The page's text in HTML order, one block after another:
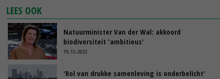
LEES OOK
Natuurminister Van der Wal: akkoord
biodiversiteit 'ambitieus'
19-12-2022
'Rol van drukke samenleving is onderbelicht'